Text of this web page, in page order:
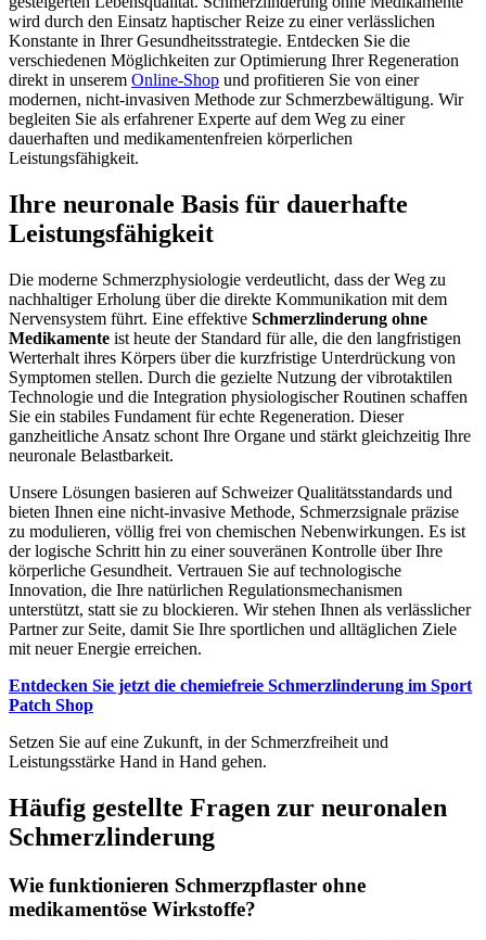
wird durch den Einsatz haptischer Reize zu einer verlässlichen
Konstante in Ihrer Gesundheitsstrategie. Entdecken Sie die
verschiedenen Möglichkeiten zur Optimierung Ihrer Regeneration
direkt in unserem Online-Shop und profitieren Sie von einer
modernen, nicht-invasiven Methode zur Schmerzbewältigung. Wir
begleiten Sie als erfahrener Experte auf dem Weg zu einer
dauerhaften und medikamentenfreien körperlichen
Leistungsfähigkeit.
Ihre neuronale Basis für dauerhafte
Leistungsfähigkeit
Die moderne Schmerzphysiologie verdeutlicht, dass der Weg zu
nachhaltiger Erholung über die direkte Kommunikation mit dem
Nervensystem führt. Eine effektive Schmerzlinderung ohne
Medikamente ist heute der Standard für alle, die den langfristigen
Werterhalt ihres Körpers über die kurzfristige Unterdrückung von
Symptomen stellen. Durch die gezielte Nutzung der vibrotaktilen
Technologie und die Integration physiologischer Routinen schaffen
Sie ein stabiles Fundament für echte Regeneration. Dieser
ganzheitliche Ansatz schont Ihre Organe und stärkt gleichzeitig Ihre
neuronale Belastbarkeit.
Unsere Lösungen basieren auf Schweizer Qualitätsstandards und
bieten Ihnen eine nicht-invasive Methode, Schmerzsignale präzise
zu modulieren, völlig frei von chemischen Nebenwirkungen. Es ist
der logische Schritt hin zu einer souveränen Kontrolle über Ihre
körperliche Gesundheit. Vertrauen Sie auf technologische
Innovation, die Ihre natürlichen Regulationsmechanismen
unterstützt, statt sie zu blockieren. Wir stehen Ihnen als verlässlicher
Partner zur Seite, damit Sie Ihre sportlichen und alltäglichen Ziele
mit neuer Energie erreichen.
Entdecken Sie jetzt die chemiefreie Schmerzlinderung im Sport
Patch Shop
Setzen Sie auf eine Zukunft, in der Schmerzfreiheit und
Leistungsstärke Hand in Hand gehen.
Häufig gestellte Fragen zur neuronalen
Schmerzlinderung
Wie funktionieren Schmerzpflaster ohne
medikamentöse Wirkstoffe?